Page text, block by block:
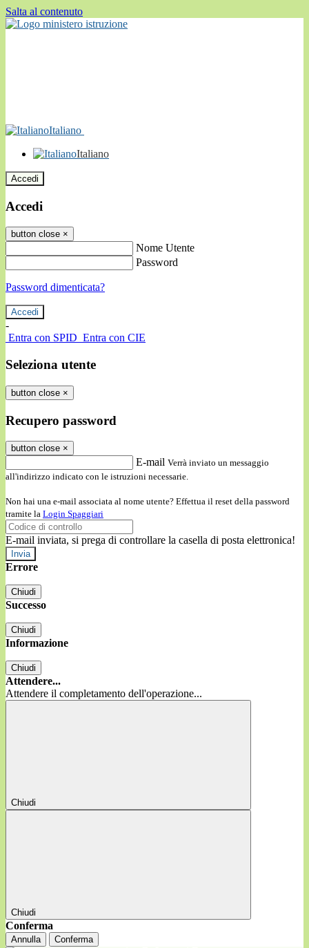
Salta al contenuto
Italiano
Italiano
Accedi
Accedi
button close ×
Nome Utente
Password
Password dimenticata?
-
Entra con SPID Entra con CIE
Seleziona utente
button close ×
Recupero password
button close ×
E-mail Verrà inviato un messaggio
all'indirizzo indicato con le istruzioni necessarie.
Non hai una e-mail associata al nome utente? Effettua il reset della password
tramite la Login Spaggiari
E-mail inviata, si prega di controllare la casella di posta elettronica!
Errore
Chiudi
Successo
Chiudi
Informazione
Chiudi
Attendere...
Attendere il completamento dell'operazione...
Chiudi
Chiudi
Conferma
Annulla Conferma